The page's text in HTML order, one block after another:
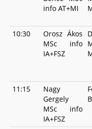
info AT+MI
10:30
Orosz Ákos
MSc info
IA+FSZ
11:15
Nagy
Gergely
MSc info
IA+FSZ